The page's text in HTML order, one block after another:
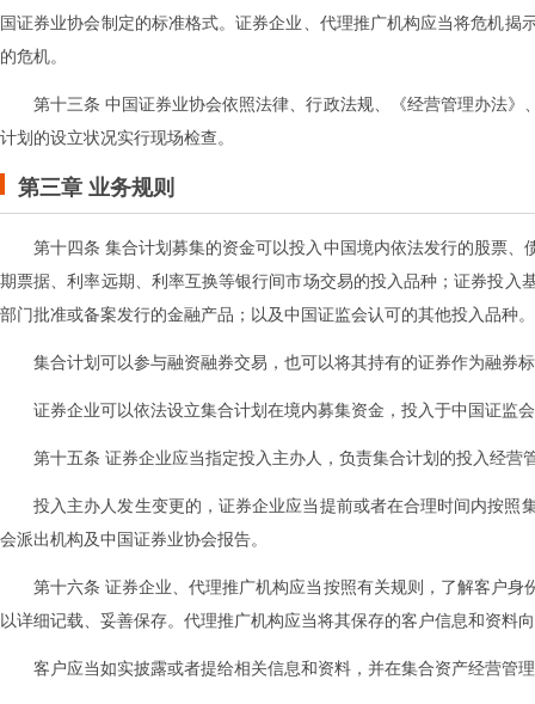
国证券业协会制定的标准格式。证券企业、代理推广机构应当将危机
的危机。
第十三条 中国证券业协会依照法律、行政法规、《经营管理办法
计划的设立状况实行现场检查。
第三章 业务规则
第十四条 集合计划募集的资金可以投入中国境内依法发行的股票
期票据、利率远期、利率互换等银行间市场交易的投入品种；证券投
部门批准或备案发行的金融产品；以及中国证监会认可的其他投入品种。
集合计划可以参与融资融券交易，也可以将其持有的证券作为融券
证券企业可以依法设立集合计划在境内募集资金，投入于中国证监
第十五条 证券企业应当指定投入主办人，负责集合计划的投入经营
投入主办人发生变更的，证券企业应当提前或者在合理时间内按
会派出机构及中国证券业协会报告。
第十六条 证券企业、代理推广机构应当按照有关规则，了解客户
以详细记载、妥善保存。代理推广机构应当将其保存的客户信息和资料
客户应当如实披露或者提给相关信息和资料，并在集合资产经营管